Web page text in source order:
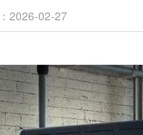
2026-02-27